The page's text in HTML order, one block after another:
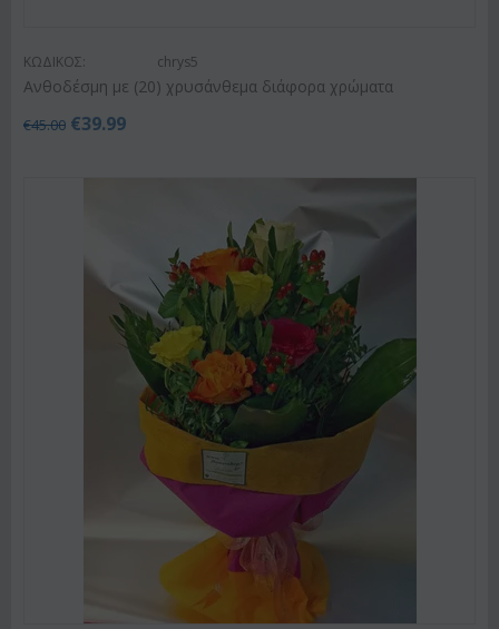
ΚΩΔΙΚΟΣ: chrys5
Ανθοδέσμη με (20) χρυσάνθεμα διάφορα χρώματα
€45.00 €39.99